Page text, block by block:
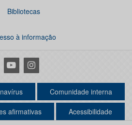
Bibliotecas
à informação
YoutubeInstagram
Comunidade interna
afirmativas Acessibilidade